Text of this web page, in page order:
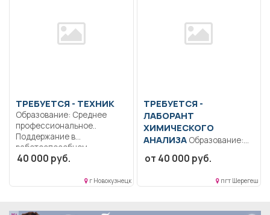
ТРЕБУЕТСЯ - ТЕХНИК
Образование: Среднее
профессиональное..
Поддержание в
работоспособном
состоянии программное
40 000 руб.
г Новокузнецк
ТРЕБУЕТСЯ -
ЛАБОРАНТ
ХИМИЧЕСКОГО
АНАЛИЗАОбразование:
профессиональное..
химического состава
от 40 000 руб.
пгт Шерегеш